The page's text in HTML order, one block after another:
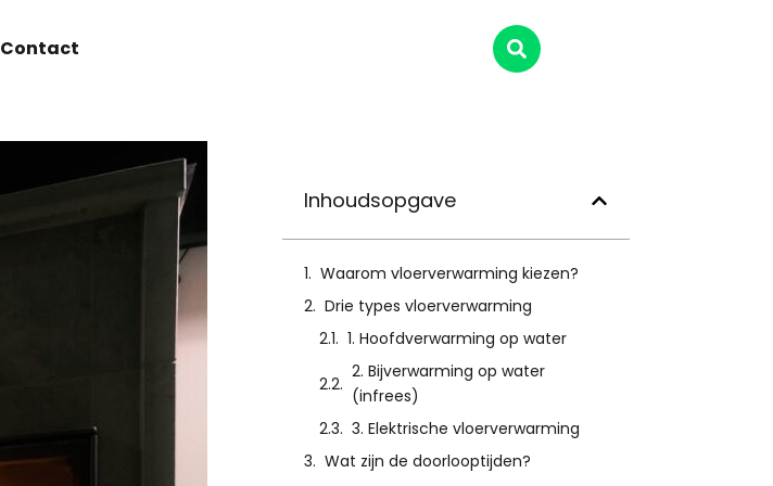
Contact
Inhoudsopgave
Waarom vloerverwarming kiezen?
Drie types vloerverwarming
1. Hoofdverwarming op water
2. Bijverwarming op water
(infrees)
3. Elektrische vloerverwarming
Wat zijn de doorlooptijden?